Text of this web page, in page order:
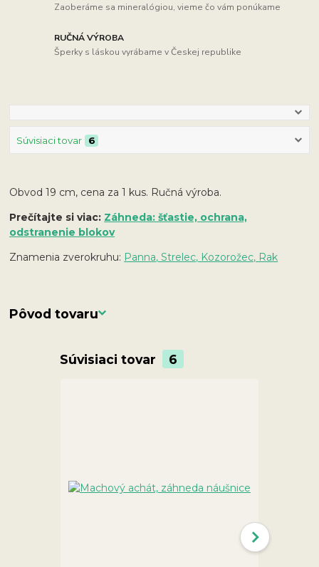
Zaoberáme sa mineralógiou, vieme čo vám ponúkame
RUČNÁ VÝROBA
Šperky s láskou vyrábame v Českej republike
Súvisiaci tovar 6
Obvod 19 cm, cena za 1 kus. Ručná výroba.
Prečítajte si viac: Záhneda: šťastie, ochrana,
odstranenie blokov
Znamenia zverokruhu: Panna, Strelec, Kozorožec, Rak
Pôvod tovaru
Súvisiaci tovar 6